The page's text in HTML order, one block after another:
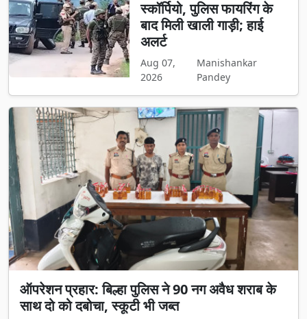
स्कॉर्पियो, पुलिस फायरिंग के
बाद मिली खाली गाड़ी; हाई
अलर्ट
Aug 07,
2026
Manishankar
Pandey
ऑपरेशन प्रहार: बिल्हा पुलिस ने 90 नग अवैध शराब के
साथ दो को दबोचा, स्कूटी भी जब्त